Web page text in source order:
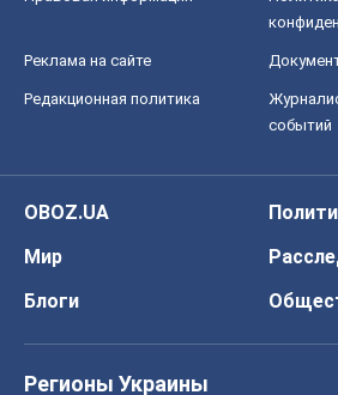
Реклама на сайте
Редакционная политика
событий
OBOZ.UA
Мир
Блоги
Регионы Украины